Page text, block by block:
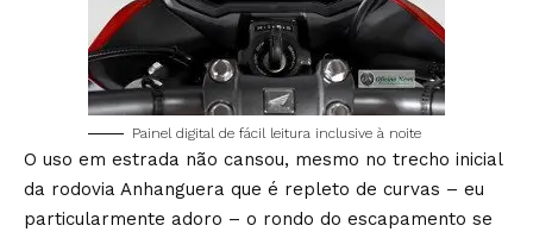
Painel digital de fácil leitura inclusive à noite
O uso em estrada não cansou, mesmo no trecho inicial
da rodovia Anhanguera que é repleto de curvas – eu
particularmente adoro – o rondo do escapamento se